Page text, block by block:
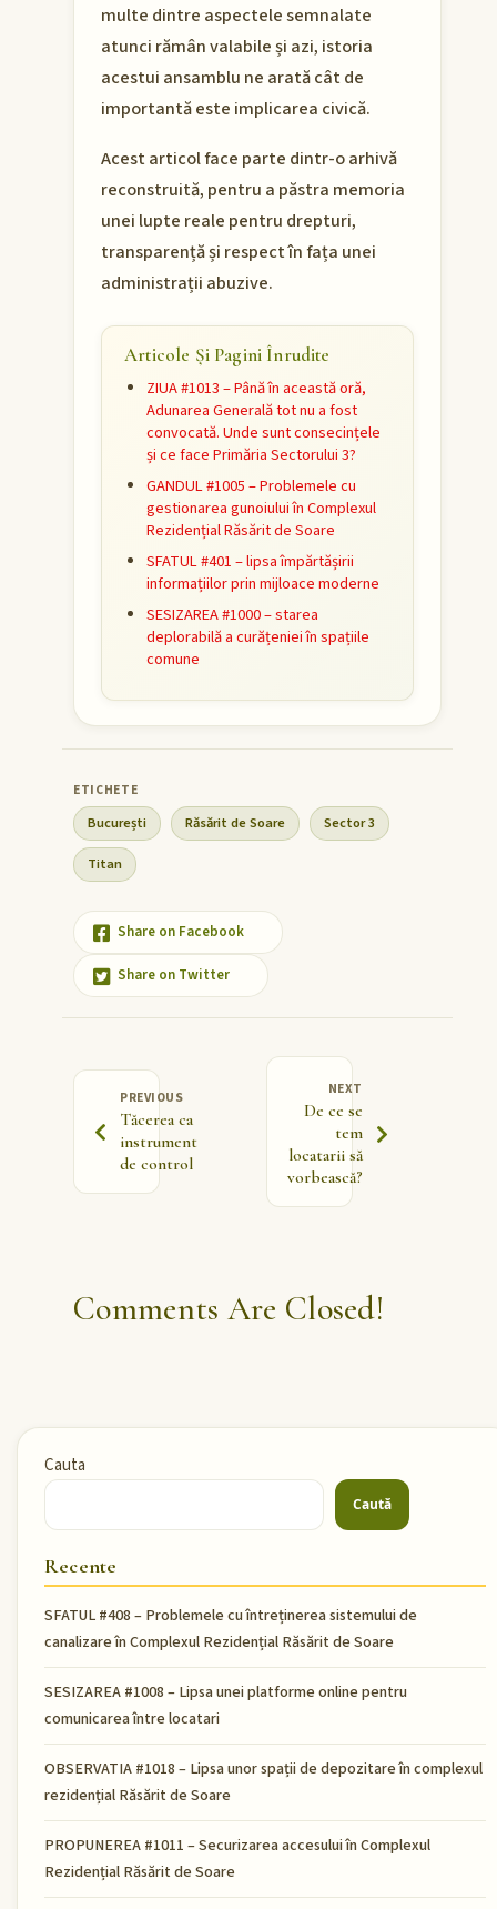
multe dintre aspectele semnalate
atunci rămân valabile și azi, istoria
acestui ansamblu ne arată cât de
importantă este implicarea civică.
Acest articol face parte dintr-o arhivă
reconstruită, pentru a păstra memoria
unei lupte reale pentru drepturi,
transparență și respect în fața unei
administrații abuzive.
Articole Și Pagini Înrudite
ZIUA #1013 – Până în această oră,
Adunarea Generală tot nu a fost
convocată. Unde sunt consecințele
și ce face Primăria Sectorului 3?
GANDUL #1005 – Problemele cu
gestionarea gunoiului în Complexul
Rezidențial Răsărit de Soare
SFATUL #401 – lipsa împărtășirii
informațiilor prin mijloace moderne
SESIZAREA #1000 – starea
deplorabilă a curățeniei în spațiile
comune
București Răsărit de Soare Sector 3
Titan
Share on Facebook
Share on Twitter
PREVIOUS
Tăcerea ca
instrument
de control
NEXT
De ce se
tem
locatarii să
vorbească?
Comments Are Closed!
Cauta
Caută
Recente
SFATUL #408 – Problemele cu întreținerea sistemului de
canalizare în Complexul Rezidențial Răsărit de Soare
SESIZAREA #1008 – Lipsa unei platforme online pentru
comunicarea între locatari
OBSERVATIA #1018 – Lipsa unor spații de depozitare în complexul
rezidențial Răsărit de Soare
PROPUNEREA #1011 – Securizarea accesului în Complexul
Rezidențial Răsărit de Soare